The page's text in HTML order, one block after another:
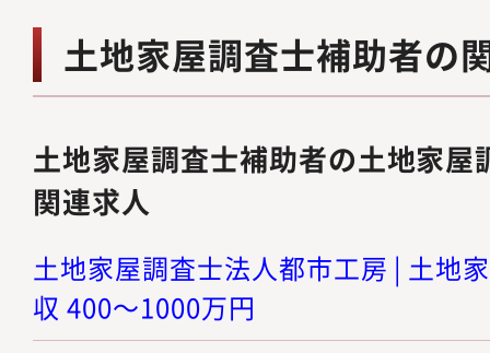
土地家屋調査士補助者の
土地家屋調査士補助者の土地家屋
関連求人
土地家屋調査士法人都市工房 | 土地
収 400～1000万円